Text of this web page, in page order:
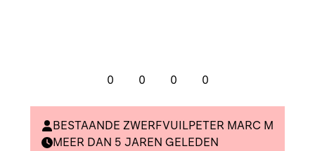
0 0 0 0
BESTAANDE ZWERFVUILPETER MARC M
MEER DAN 5 JAREN GELEDEN